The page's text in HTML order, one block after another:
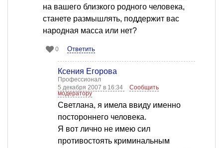
на вашего близкого родного человека,
станете размышлять, поддержит вас
народная масса или нет?
0 Ответить
Ксения Егорова
Профессионал
5 декабря 2007 в 16:34
Сообщить
модератору
Светлана, я имела ввиду именно
постороннего человека.
Я вот лично не имею сил
противостоять криминальным